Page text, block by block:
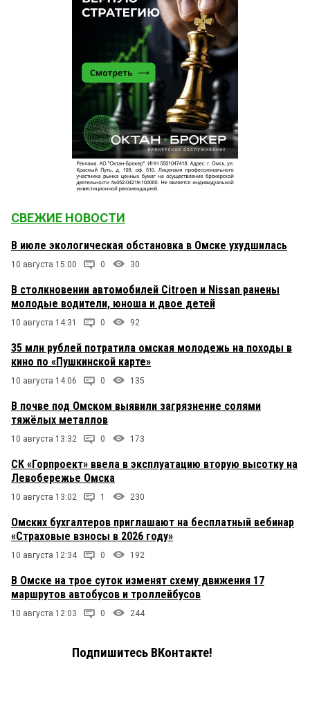
СВЕЖИЕ НОВОСТИ
В июле экологическая обстановка в Омске ухудшилась
10 августа 15:00 0 30
В столкновении автомобилей Citroen и Nissan ранены
молодые водители, юноша и двое детей
10 августа 14:31 0 92
35 млн рублей потратила омская молодежь на походы в
кино по «Пушкинской карте»
10 августа 14:06 0 135
В почве под Омском выявили загрязнение солями
тяжёлых металлов
10 августа 13:32 0 173
СК «Горпроект» ввела в эксплуатацию вторую высотку на
Левобережье Омска
10 августа 13:02 1 230
Омских бухгалтеров приглашают на бесплатный вебинар
«Страховые взносы в 2026 году»
10 августа 12:34 0 192
В Омске на трое суток изменят схему движения 17
маршрутов автобусов и троллейбусов
10 августа 12:03 0 244
Подпишитесь ВКонтакте!